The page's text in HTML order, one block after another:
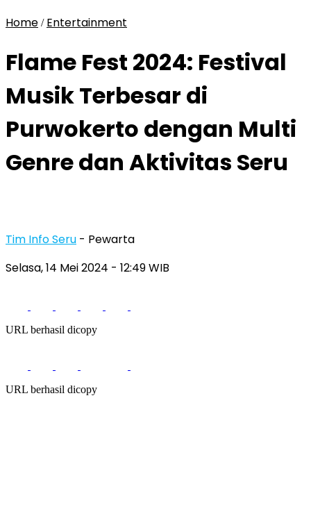
Home / Entertainment
Flame Fest 2024: Festival
Musik Terbesar di
Purwokerto dengan Multi
Genre dan Aktivitas Seru
Tim Info Seru - Pewarta
Selasa, 14 Mei 2024 - 12:49 WIB
URL berhasil dicopy
URL berhasil dicopy